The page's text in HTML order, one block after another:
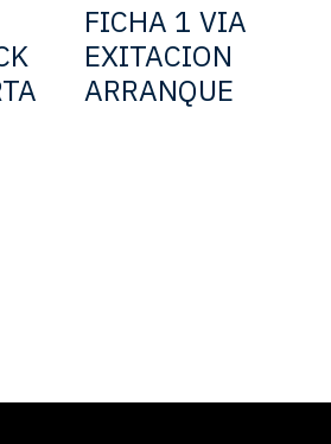
FICHA 1 VIA
EXITACION
ARRANQUE